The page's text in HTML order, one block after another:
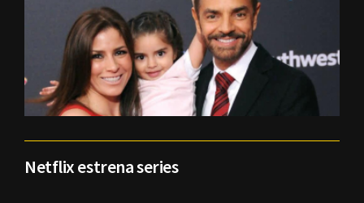
Netflix estrena series